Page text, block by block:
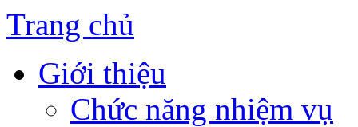
Trang chủ
Giới thiệu
Chức năng nhiệm vụ